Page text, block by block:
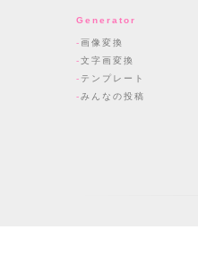
Generator
画像変換
文字画変換
テンプレート
みんなの投稿